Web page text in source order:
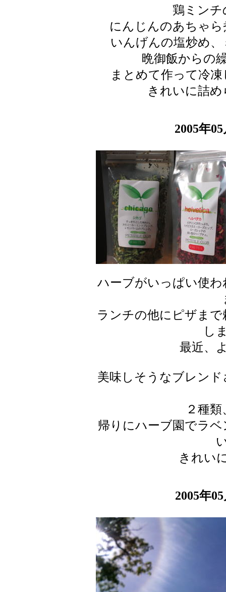
鶏ミンチ
にんじんのあちゃ
いんげんの塩炒め
晩御飯からの
まとめて作って冷
きれいに詰
2005年
ハーブがいっぱい使
ランチの他にピザま
し
最近、
美味しそうなブレン
２種
帰りにハーブ園でラ
きれい
2005年